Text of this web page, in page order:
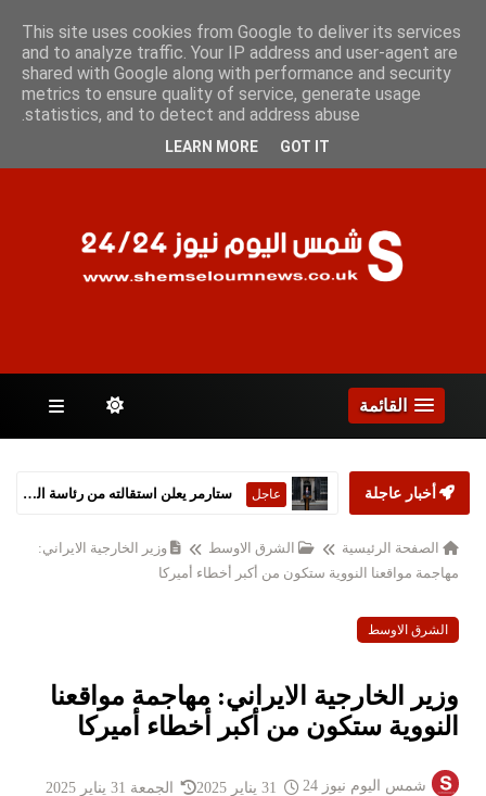
الجمعة 7 أغسطس 2026
الصفحات
القائمة
أخبار عاجلة عاجل ستارمر يعلن استقالته من رئاسة الحكومة البريطانية
الصفحة الرئيسية الشرق الاوسط
وزير الخارجية الايراني:
مهاجمة مواقعنا النووية ستكون من أكبر أخطاء أميركا
الشرق الاوسط
وزير الخارجية الايراني: مهاجمة مواقعنا
النووية ستكون من أكبر أخطاء أميركا
شمس اليوم نيوز 24 الجمعة 31 يناير 2025
This site uses cookies from Google to deliver its services
and to analyze traffic. Your IP address and user-agent are
shared with Google along with performance and security
metrics to ensure quality of service, generate usage
statistics, and to detect and address abuse.
LEARN MORE GOT IT